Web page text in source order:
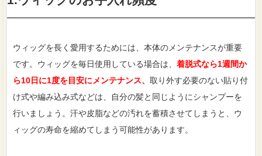
ウィッグを長く愛用するためには、本体のメンテナンスが重要
です。ウィッグを毎日使用している場合は、着脱式なら1週間か
ら10日に1度を目安にメンテナンス、取り外す必要のない貼り付
け式や編み込み式などは、自分の髪と同じようにシャンプーを
行いましょう。汗や皮脂などの汚れを蓄積させてしまうと、ウ
ィッグの寿命を縮めてしまう可能性があります。